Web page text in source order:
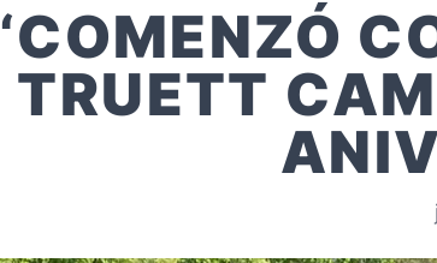
‘COMENZÓ
TRUETT